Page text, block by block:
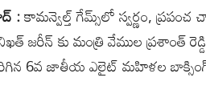
:కామన్వెల్త్‌ గేమ్స్‌లో స్వర్ణం,
జరీన్‌ కు మంత్రి వేముల ప్రశాంత్
6వ జాతీయ ఎలైట్‌ మహిళల